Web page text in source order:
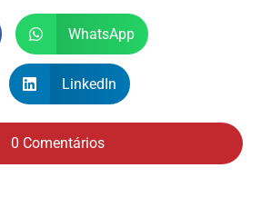
WhatsApp
LinkedIn
0 Comentários